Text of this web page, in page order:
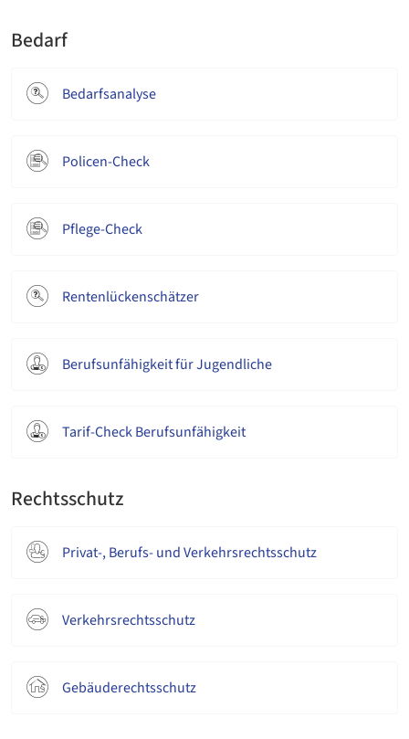
Bedarf
Bedarfsanalyse
Policen-Check
Pflege-Check
Rentenlückenschätzer
Berufsunfähigkeit für Jugendliche
Tarif-Check Berufsunfähigkeit
Rechtsschutz
Privat-, Berufs- und Verkehrsrechtsschutz
Verkehrsrechtsschutz
Gebäuderechtsschutz